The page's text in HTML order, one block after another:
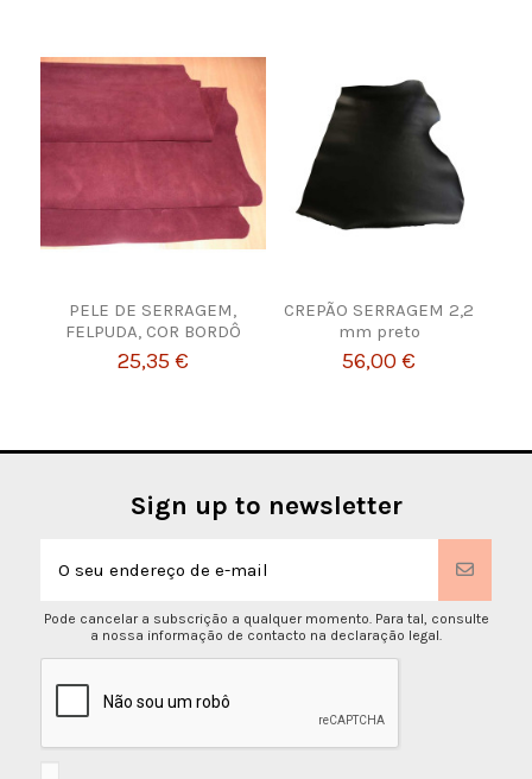
PELE DE SERRAGEM,
FELPUDA, COR BORDÔ
25,35 €
CREPÃO SERRAGEM 2,2
mm preto
56,00 €
Sign up to newsletter
Pode cancelar a subscrição a qualquer momento. Para tal, consulte
a nossa informação de contacto na declaração legal.